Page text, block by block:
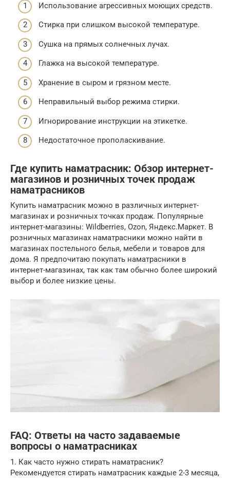
Использование агрессивных моющих средств.
Стирка при слишком высокой температуре.
Сушка на прямых солнечных лучах.
Глажка на высокой температуре.
Хранение в сыром и грязном месте.
Неправильный выбор режима стирки.
Игнорирование инструкции на этикетке.
Недостаточное прополаскивание.
Где купить наматрасник: Обзор интернет-
магазинов и розничных точек продаж
наматрасников
Купить наматрасник можно в различных интернет-
магазинах и розничных точках продаж. Популярные
интернет-магазины: Wildberries, Ozon, Яндекс.Маркет. В
розничных магазинах наматрасники можно найти в
магазинах постельного белья, мебели и товаров для
дома. Я предпочитаю покупать наматрасники в
интернет-магазинах, так как там обычно более широкий
выбор и более низкие цены.
FAQ: Ответы на часто задаваемые
вопросы о наматрасниках
1. Как часто нужно стирать наматрасник?
Рекомендуется стирать наматрасник каждые 2-3 месяца,